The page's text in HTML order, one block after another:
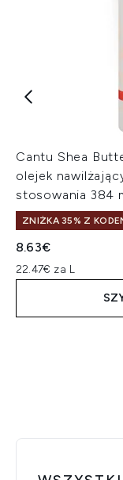
Cantu Shea
olejek
stosowania 384
ZNIŻKA 35% Z
8.63€
22.47€ za L